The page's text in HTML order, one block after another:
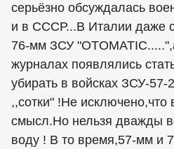
серьёзно обсуждалась
и в СССР...В Италии даже
76-мм ЗСУ
журналах появлялись
убирать в войсках ЗСУ-57-
,,сотки" !Не исключено,что
смысл.Но нельзя дважды
воду ! В то время,57-мм и